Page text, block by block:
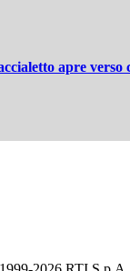
apre verso